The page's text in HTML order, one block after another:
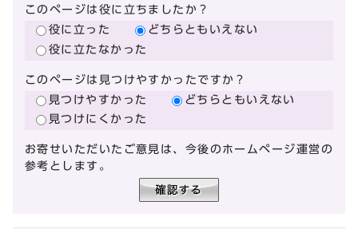
このページは役に立ちましたか？
役に立った
どちらともいえない
役に立たなかった
このページは見つけやすかったですか？
見つけやすかった
どちらともいえない
見つけにくかった
お寄せいただいたご意見は、今後のホームページ運営の
参考とします。